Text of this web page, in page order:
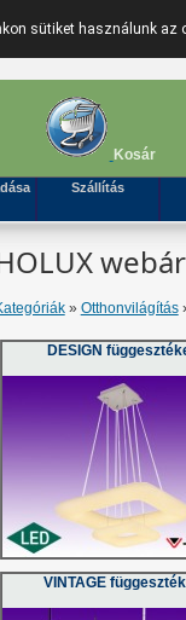
sütiket használunk
Kosár
Szállítás
» Otthonvilágítás
DESIGN
VINTAGE